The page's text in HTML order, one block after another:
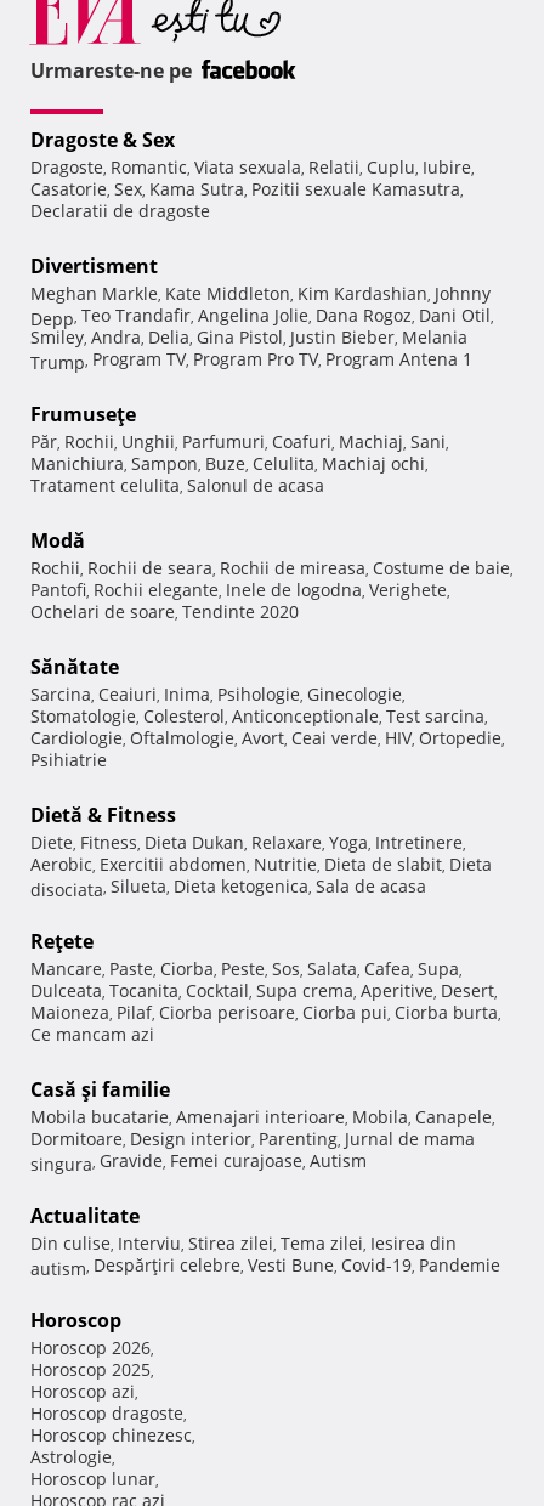
Urmareste-ne pe
Dragoste & Sex
Dragoste, Romantic, Viata sexuala, Relatii, Cuplu, Iubire,
Casatorie, Sex, Kama Sutra, Pozitii sexuale Kamasutra,
Declaratii de dragoste
Divertisment
Meghan Markle, Kate Middleton, Kim Kardashian, Johnny
Depp, Teo Trandafir, Angelina Jolie, Dana Rogoz, Dani Otil,
Smiley, Andra, Delia, Gina Pistol, Justin Bieber, Melania
Trump, Program TV, Program Pro TV, Program Antena 1
Frumuseţe
Păr, Rochii, Unghii, Parfumuri, Coafuri, Machiaj, Sani,
Manichiura, Sampon, Buze, Celulita, Machiaj ochi,
Tratament celulita, Salonul de acasa
Modă
Rochii, Rochii de seara, Rochii de mireasa, Costume de baie,
Pantofi, Rochii elegante, Inele de logodna, Verighete,
Ochelari de soare, Tendinte 2020
Sănătate
Sarcina, Ceaiuri, Inima, Psihologie, Ginecologie,
Stomatologie, Colesterol, Anticonceptionale, Test sarcina,
Cardiologie, Oftalmologie, Avort, Ceai verde, HIV, Ortopedie,
Psihiatrie
Dietă & Fitness
Diete, Fitness, Dieta Dukan, Relaxare, Yoga, Intretinere,
Aerobic, Exercitii abdomen, Nutritie, Dieta de slabit, Dieta
disociata, Silueta, Dieta ketogenica, Sala de acasa
Reţete
Mancare, Paste, Ciorba, Peste, Sos, Salata, Cafea, Supa,
Dulceata, Tocanita, Cocktail, Supa crema, Aperitive, Desert,
Maioneza, Pilaf, Ciorba perisoare, Ciorba pui, Ciorba burta,
Ce mancam azi
Casă şi familie
Mobila bucatarie, Amenajari interioare, Mobila, Canapele,
Dormitoare, Design interior, Parenting, Jurnal de mama
singura, Gravide, Femei curajoase, Autism
Actualitate
Din culise, Interviu, Stirea zilei, Tema zilei, Iesirea din
autism, Despărţiri celebre, Vesti Bune, Covid-19, Pandemie
Horoscop
Horoscop 2026,
Horoscop 2025,
Horoscop azi,
Horoscop dragoste,
Horoscop chinezesc,
Astrologie,
Horoscop lunar,
Horoscop rac azi